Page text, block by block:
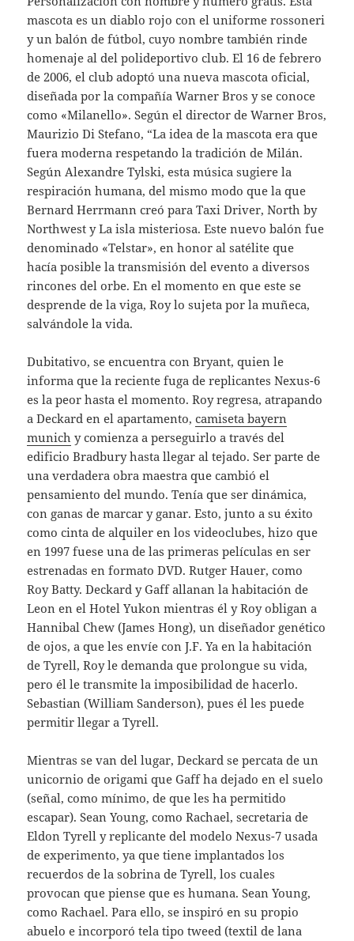
mascota es un diablo rojo con el uniforme rossoneri
y un balón de fútbol, cuyo nombre también rinde
homenaje al del polideportivo club. El 16 de febrero
de 2006, el club adoptó una nueva mascota oficial,
diseñada por la compañía Warner Bros y se conoce
como «Milanello». Según el director de Warner Bros,
Maurizio Di Stefano, “La idea de la mascota era que
fuera moderna respetando la tradición de Milán.
Según Alexandre Tylski, esta música sugiere la
respiración humana, del mismo modo que la que
Bernard Herrmann creó para Taxi Driver, North by
Northwest y La isla misteriosa. Este nuevo balón fue
denominado «Telstar», en honor al satélite que
hacía posible la transmisión del evento a diversos
rincones del orbe. En el momento en que este se
desprende de la viga, Roy lo sujeta por la muñeca,
salvándole la vida.
Dubitativo, se encuentra con Bryant, quien le
informa que la reciente fuga de replicantes Nexus-6
es la peor hasta el momento. Roy regresa, atrapando
a Deckard en el apartamento,camiseta bayern
munich y comienza a perseguirlo a través del
edificio Bradbury hasta llegar al tejado. Ser parte de
una verdadera obra maestra que cambió el
pensamiento del mundo. Tenía que ser dinámica,
con ganas de marcar y ganar. Esto, junto a su éxito
como cinta de alquiler en los videoclubes, hizo que
en 1997 fuese una de las primeras películas en ser
estrenadas en formato DVD. Rutger Hauer, como
Roy Batty. Deckard y Gaff allanan la habitación de
Leon en el Hotel Yukon mientras él y Roy obligan a
Hannibal Chew (James Hong), un diseñador genético
de ojos, a que les envíe con J.F. Ya en la habitación
de Tyrell, Roy le demanda que prolongue su vida,
pero él le transmite la imposibilidad de hacerlo.
Sebastian (William Sanderson), pues él les puede
permitir llegar a Tyrell.
Mientras se van del lugar, Deckard se percata de un
unicornio de origami que Gaff ha dejado en el suelo
(señal, como mínimo, de que les ha permitido
escapar). Sean Young, como Rachael, secretaria de
Eldon Tyrell y replicante del modelo Nexus-7 usada
de experimento, ya que tiene implantados los
recuerdos de la sobrina de Tyrell, los cuales
provocan que piense que es humana. Sean Young,
como Rachael. Para ello, se inspiró en su propio
abuelo e incorporó tela tipo tweed (textil de lana